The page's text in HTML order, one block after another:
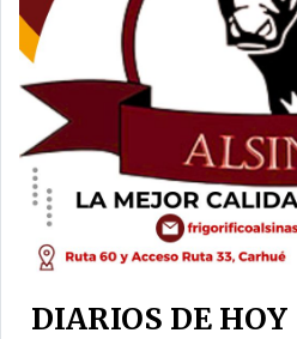
DIARIOS DE HOY